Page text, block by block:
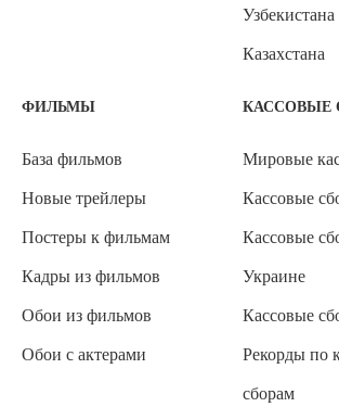
Узбекистана
Казахстана
ФИЛЬМЫ
База фильмов
Новые трейлеры
Постеры к фильмам
Кадры из фильмов
Обои из фильмов
Обои с актерами
КАССОВЫЕ
Мировые
Кассовые
Кассовые
Украине
Кассовые
Рекорды по
сборам